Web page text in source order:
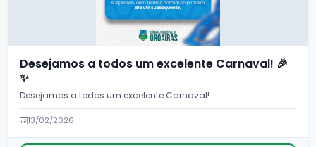
Desejamos a todos um excelente Carnaval! 🎉
✨
Desejamos a todos um excelente Carnaval!
13/02/2026